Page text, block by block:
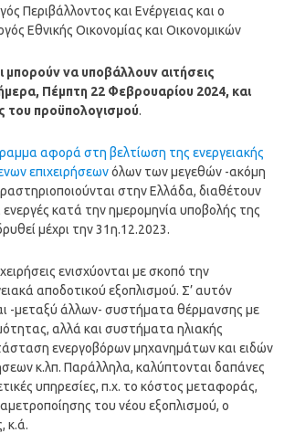
Περιβάλλοντος και Ενέργειας και ο
Εθνικής Οικονομίας και Οικονομικών
μπορούν να υποβάλλουν αιτήσεις
Πέμπτη 22 Φεβρουαρίου 2024, και
του προϋπολογισμού.
αφορά στη βελτίωση της ενεργειακής
επιχειρήσεωνόλων των μεγεθών -ακόμη
στην Ελλάδα, διαθέτουν
ενεργές κατά την ημερομηνία υποβολής της
μέχρι την 31η.12.2023.
ενισχύονται με σκοπό την
αποδοτικού εξοπλισμού. Σ’ αυτόν
-μεταξύ άλλων- συστήματα θέρμανσης με
αλλά και συστήματα ηλιακής
ενεργοβόρων μηχανημάτων και ειδών
κ.λπ. Παράλληλα, καλύπτονται δαπάνες
υπηρεσίες, π.χ. το κόστος μεταφοράς,
του νέου εξοπλισμού, ο
κ.ά.